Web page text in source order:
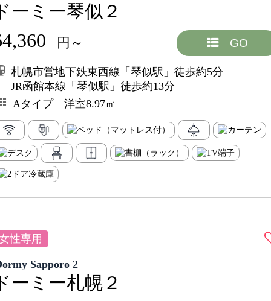
ーミー琴似２
円～ GO
札幌市営地下鉄東西線「琴似駅」徒歩約5分
JR函館本線「琴似駅」徒歩約13分
Aタイプ 洋室8.97㎡
性専用
Sapporo 2
ーミー札幌２